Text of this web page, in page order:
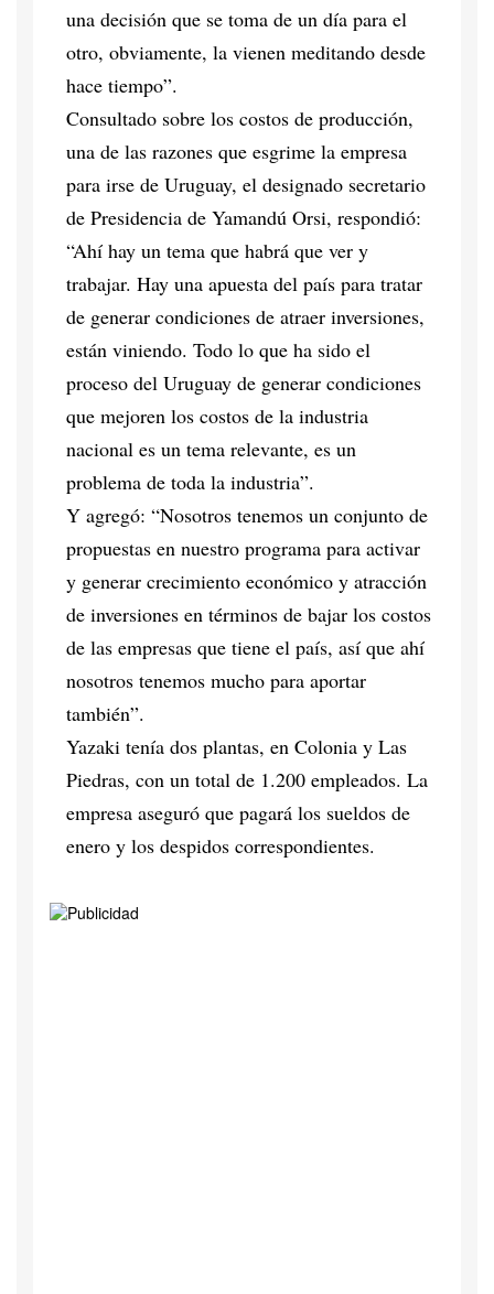
una decisión que se toma de un día para el
otro, obviamente, la vienen meditando desde
hace tiempo”.
Consultado sobre los costos de producción,
una de las razones que esgrime la empresa
para irse de Uruguay, el designado secretario
de Presidencia de Yamandú Orsi, respondió:
“Ahí hay un tema que habrá que ver y
trabajar. Hay una apuesta del país para tratar
de generar condiciones de atraer inversiones,
están viniendo. Todo lo que ha sido el
proceso del Uruguay de generar condiciones
que mejoren los costos de la industria
nacional es un tema relevante, es un
problema de toda la industria”.
Y agregó: “Nosotros tenemos un conjunto de
propuestas en nuestro programa para activar
y generar crecimiento económico y atracción
de inversiones en términos de bajar los costos
de las empresas que tiene el país, así que ahí
nosotros tenemos mucho para aportar
también”.
Yazaki tenía dos plantas, en Colonia y Las
Piedras, con un total de 1.200 empleados. La
empresa aseguró que pagará los sueldos de
enero y los despidos correspondientes.